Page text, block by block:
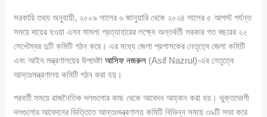
সরকারি তথ্য অনুযায়ী, ২০০৯ সালের ৬ জানুয়ারি থেকে ২০২৪ সালের ৫ আগস্ট পর্যন্ত
সময়ে দায়ের হওয়া এসব মামলা প্রত্যাহারের লক্ষ্যে অন্তর্বর্তী সরকার গত বছরের ২২
সেপ্টেম্বর দুটি কমিটি গঠন করে। এর মধ্যে জেলা প্রশাসকের নেতৃত্বে জেলা কমিটি
এবং আইন মন্ত্রণালয়ের উপদেষ্টাআসিফ নজরুল (Asif Nazrul)-এর নেতৃত্বে
আন্তঃমন্ত্রণালয় কমিটি গঠন করা হয়।
পরবর্তী সময়ে রাজনৈতিক দলগুলোর কাছ থেকে আবেদন আহ্বান করা হয়। ভুক্তভোগী
দলগুলোর আবেদনের ভিত্তিতে আন্তঃমন্ত্রণালয় কমিটি বিভিন্ন সময়ে ৩৯টি সভা করে